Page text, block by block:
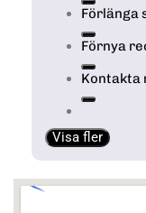
Förlänga
Förnya
Kontakta
Visa fler